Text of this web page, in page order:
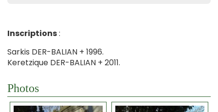
Inscriptions:
Sarkis DER-BALIAN + 1996.
Keretzique DER-BALIAN + 2011.
Photos